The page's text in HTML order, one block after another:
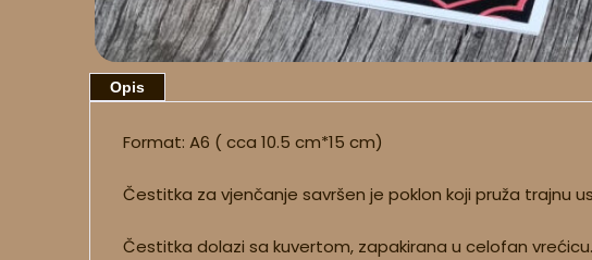
Opis
Format: A6 ( cca 10.5 cm*15 cm)
Čestitka za vjenčanje savršen je poklon koji pruža trajnu
Čestitka dolazi sa kuvertom, zapakirana u celofan vrećicu.